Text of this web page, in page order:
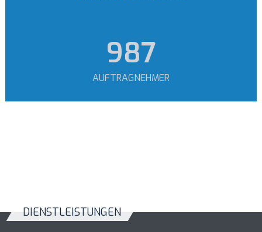
1.198
AUFTRAGNEHMER
DIENSTLEISTUNGEN